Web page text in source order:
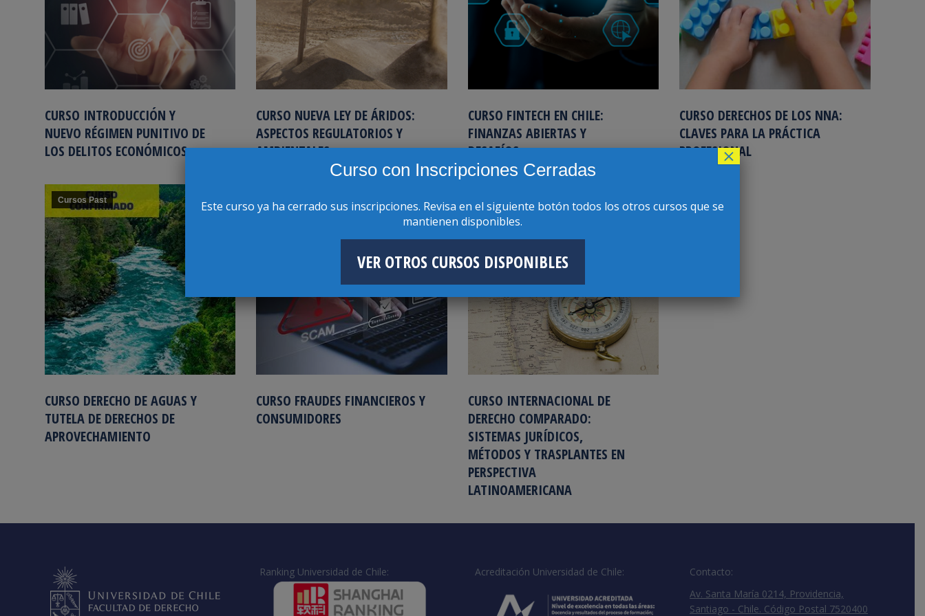
CURSO INTRODUCCIÓN Y
NUEVO RÉGIMEN PUNITIVO DE
LOS DELITOS ECONÓMICOS
CURSO NUEVA LEY DE ÁRIDOS:
ASPECTOS REGULATORIOS Y
AMBIENTALES
CURSO FINTECH EN CHILE:
FINANZAS ABIERTAS Y
DESAFÍOS
CURSO DERECHOS DE LOS NNA:
CLAVES PARA LA PRÁCTICA
PROFESIONAL
MAY
Cursos Past
CURSO DERECHO DE AGUAS Y
TUTELA DE DERECHOS DE
APROVECHAMIENTO
ABR
20
CURSO FRAUDES FINANCIEROS Y
CONSUMIDORES
AGO
CURSO INTERNACIONAL DE
DERECHO COMPARADO:
SISTEMAS JURÍDICOS,
MÉTODOS Y TRASPLANTES EN
PERSPECTIVA
LATINOAMERICANA
Ranking Universidad de Chile: Acreditación Universidad de Chile:
Contacto:
Av. Santa María 0214, Providencia,
Santiago - Chile. Código Postal 7520400
Curso con Inscripciones Cerradas
Este curso ya ha cerrado sus inscripciones. Revisa en el siguiente botón todos los otros cursos que se
mantienen disponibles.
VER OTROS CURSOS DISPONIBLES
×